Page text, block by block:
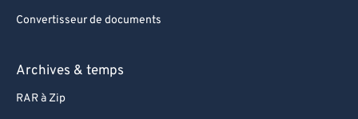
Convertisseur de documents
Archives & temps
RAR à Zip